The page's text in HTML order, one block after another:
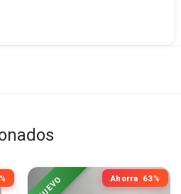
Ahorra 63%